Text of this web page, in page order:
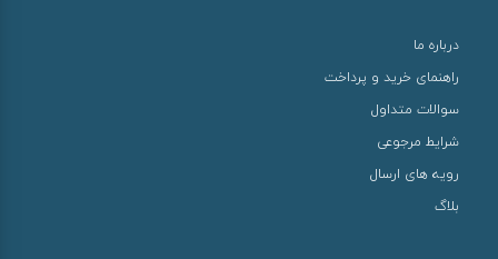
درباره ما
راهنمای خرید و پرداخت
سوالات متداول
شرایط مرجوعی
رویه های ارسال
بلاگ